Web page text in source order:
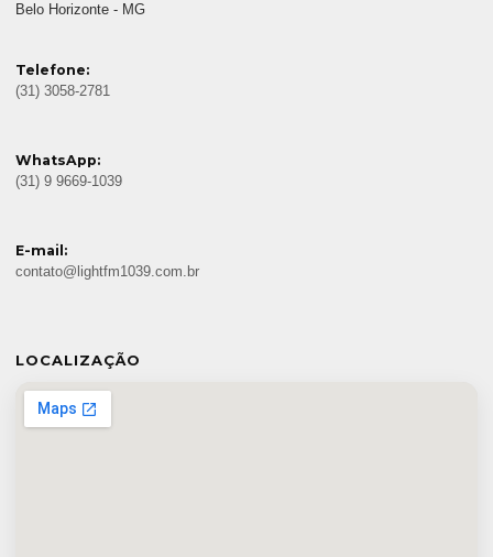
Belo Horizonte - MG
Telefone:
(31) 3058-2781
WhatsApp:
(31) 9 9669-1039
E-mail:
contato@lightfm1039.com.br
LOCALIZAÇÃO